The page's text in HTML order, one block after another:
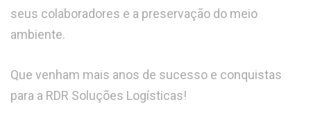
seus colaboradores e a preservação do meio
ambiente.
Que venham mais anos de sucesso e conquistas
para a RDR Soluções Logísticas!